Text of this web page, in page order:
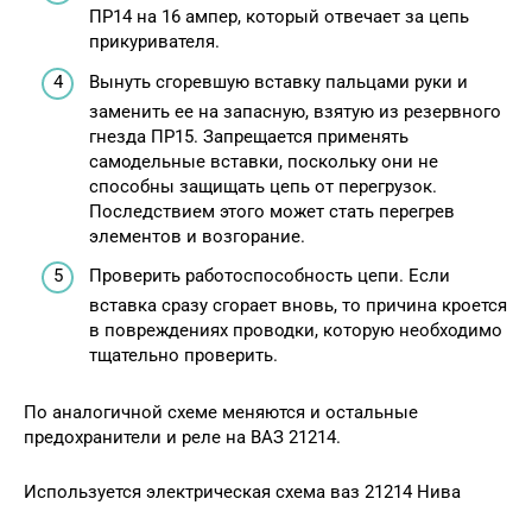
ПР14 на 16 ампер, который отвечает за цепь
прикуривателя.
Вынуть сгоревшую вставку пальцами руки и
заменить ее на запасную, взятую из резервного
гнезда ПР15. Запрещается применять
самодельные вставки, поскольку они не
способны защищать цепь от перегрузок.
Последствием этого может стать перегрев
элементов и возгорание.
Проверить работоспособность цепи. Если
вставка сразу сгорает вновь, то причина кроется
в повреждениях проводки, которую необходимо
тщательно проверить.
По аналогичной схеме меняются и остальные
предохранители и реле на ВАЗ 21214.
Используется электрическая схема ваз 21214 Нива